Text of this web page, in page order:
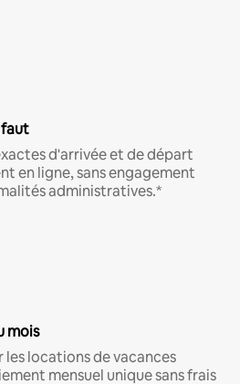
faut
d'arrivée et de départ
en ligne, sans engagement
administratives.*
mois
les locations de vacances
mensuel unique sans frais